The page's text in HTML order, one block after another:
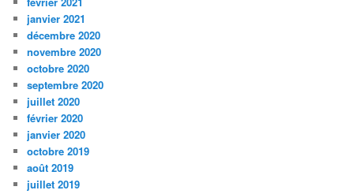
janvier 2021
décembre 2020
novembre 2020
octobre 2020
septembre 2020
juillet 2020
février 2020
janvier 2020
octobre 2019
août 2019
juillet 2019